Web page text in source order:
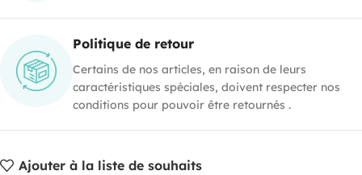
Politique de retour
Certains de nos articles, en raison de leurs
caractéristiques spéciales, doivent respecter nos
conditions pour pouvoir être retournés .
Ajouter à la liste de souhaits